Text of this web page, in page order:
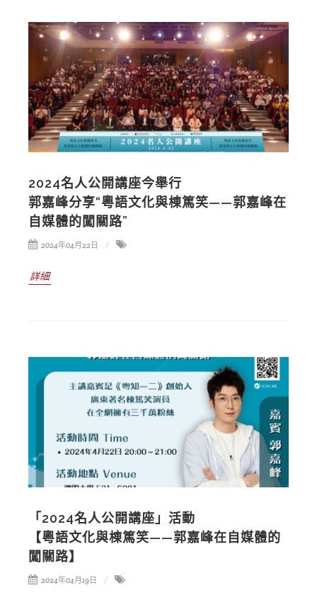
2024名人公開講座今舉行
郭嘉峰分享“粵語文化與棟篤笑——郭嘉峰在
自媒體的闖關路”
2024年04月22日
詳細
「2024名人公開講座」活動
【粵語文化與棟篤笑——郭嘉峰在自媒體的
闖關路】
2024年04月19日